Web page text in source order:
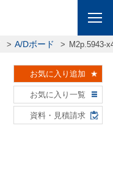
A/Dボード M2p.5943-
お気に入り追加
お気に入り一覧
資料・見積請求